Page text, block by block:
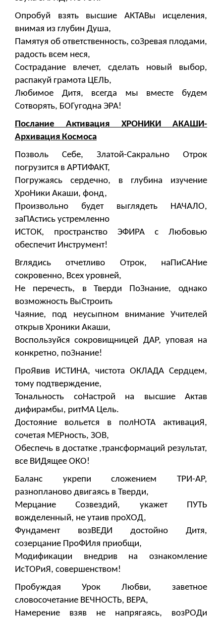
Опробуй взять высшие АКТАВы исцеления,
внимая из глубин Душа,
Памятуя об ответственность, соЗревая плодами,
радость всем неся,
Сострадание влечет, сделать новый выбор,
распакуй грамота ЦЕЛЬ,
Любимое Дитя, всегда мы вместе будем
Сотворять, БОГугодна ЭРА!
Послание Активация ХРОНИКИ АКАШИ-
Архивация Космоса
Позволь Себе, Златой-Сакрально Отрок
погрузится в АРТИФАКТ,
Погружаясь сердечно, в глубина изучение
ХроНики Акаши, фонд,
Произвольно будет выглядеть НАЧАЛО,
заПАстись устремленно
ИСТОК, пространство ЭФИРА с Любовью
обеспечит Инструмент!
Вглядись отчетливо Отрок, наПиСАНие
сокровенно, Всех уровней,
Не перечесть, в Тверди ПоЗнание, однако
возможность ВыСтроить
Чаяние, под неусыпном внимание Учителей
открыв Хроники Акаши,
Воспользуйся сокровищницей ДАР, уповая на
конкретно, поЗнание!
ПроЯвив ИСТИНА, чистота ОКЛАДА Сердцем,
тому подтверждение,
Тональность соНастрой на высшие Актав
дифирамбы, ритМА Цель.
Достояние вольется в полНОТА активациЯ,
сочетая МЕРность, ЗОВ,
Обеспечь в достатке ,трансформаций результат,
все ВИДящее ОКО!
Баланс укрепи сложением ТРИ-АР,
разнопланово двигаясь в Тверди,
Мерцание Созвездий, укажет ПУТЬ
вожделенный, не утаив проХОД,
Фундамент возВЕДИ достойно Дитя,
созерцание ПроФИля приобщи,
Модификации внедрив на ознакомление
ИсТОРиЯ, совершенством!
Пробуждая Урок Любви, заветное
словосочетание ВЕЧНОСТЬ, ВЕРА,
Намерение взяв не напрягаясь, возРОДи